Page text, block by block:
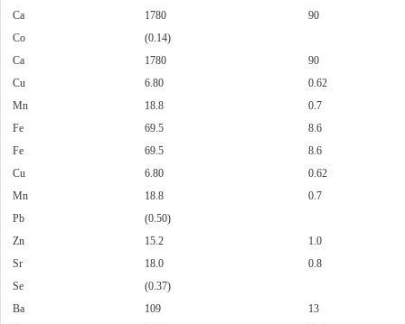
Ca
1780
90
Co
(0.14)
Ca
1780
90
Cu
6.80
0.62
Mn
18.8
0.7
Fe
69.5
8.6
Fe
69.5
8.6
Cu
6.80
0.62
Mn
18.8
0.7
Pb
(0.50)
Zn
15.2
1.0
Sr
18.0
0.8
Se
(0.37)
Ba
109
13